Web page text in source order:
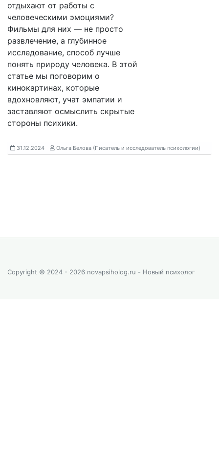
отдыхают от работы с
человеческими эмоциями?
Фильмы для них — не просто
развлечение, а глубинное
исследование, способ лучше
понять природу человека. В этой
статье мы поговорим о
кинокартинах, которые
вдохновляют, учат эмпатии и
заставляют осмыслить скрытые
стороны психики.
31.12.2024 Ольга Белова (Писатель и исследователь психологии)
Copyright © 2024 - 2026 novapsiholog.ru - Новый психолог